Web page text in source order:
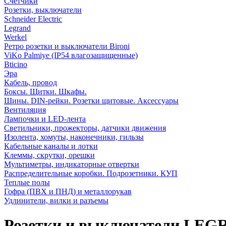
Розетки, выключатели
Schneider Electric
Legrand
Werkel
Ретро розетки и выключатели Bironi
ViKo Palmiye (IP54 влагозащищенные)
Bticino
Эра
Кабель, провод
Боксы. Щитки. Шкафы.
Шины. DIN-рейки. Розетки щитовые. Аксессуары
Вентиляция
Лампочки и LED-лента
Светильники, прожекторы, датчики движения
Изолента, хомуты, наконечники, гильзы
Кабельные каналы и лотки
Клеммы, скрутки, орешки
Мультиметры, индикаторные отвертки
Распределительные коробки. Подрозетники. КУП
Теплые полы
Гофра (ПВХ и ПНД) и металлорукав
Удлинители, вилки и разъемы